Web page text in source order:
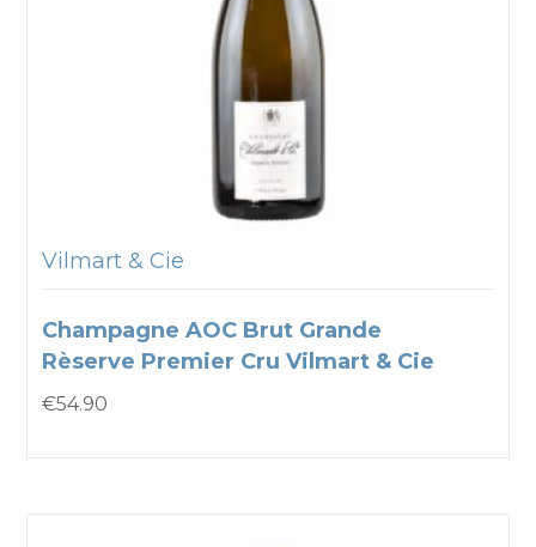
Vilmart & Cie
Champagne AOC Brut Grande
Rèserve Premier Cru Vilmart & Cie
€54.90